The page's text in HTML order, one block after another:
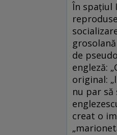
În spaţiul
de
engleză:
original:
nu par să
creat o